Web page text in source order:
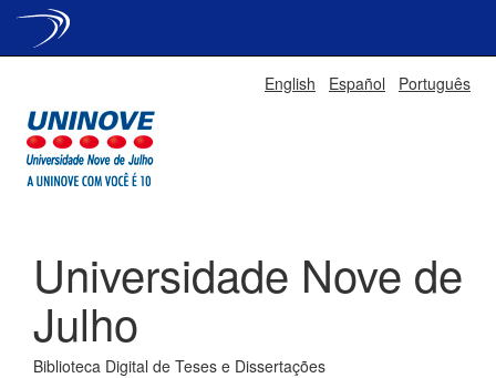
English Español Português
Universidade Nove de
Julho
Biblioteca Digital de Teses e Dissertações